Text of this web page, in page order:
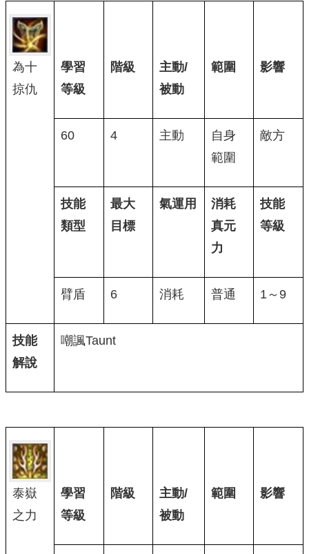
為十
掠仇
學習
等級
階級
主動/
被動
範圍 影響
60 4 主動
自身
範圍
敵方
技能
類型
最大
目標
氣運用
消耗
真元
力
技能
等級
臂盾 6 消耗 普通 1～9
技能
解說
嘲諷Taunt
泰嶽
之力
學習
等級
階級
主動/
被動
範圍 影響